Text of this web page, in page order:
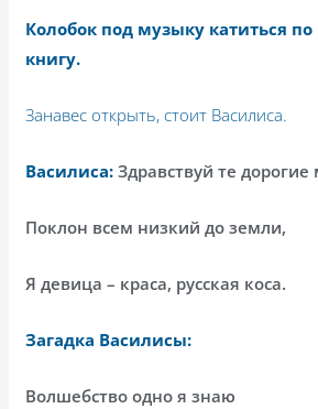
Колобок под музыку катиться по
книгу.
Занавес открыть, стоит Василиса.
Василиса:Здравствуй те дорогие
Поклон всем низкий до земли,
Я девица – краса, русская коса.
Загадка Василисы:
Волшебство одно я знаю